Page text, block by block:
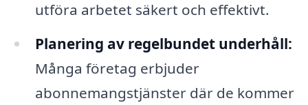
utföra arbetet säkert och effektivt.
Planering av regelbundet underhåll:
Många företag erbjuder
abonnemangstjänster där de kommer